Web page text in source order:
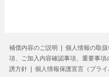
補償内容のご説明 個人情報の取
項、ご加入内容確認事項、重要事項
誘方針
個人情報保護宣言（プライ